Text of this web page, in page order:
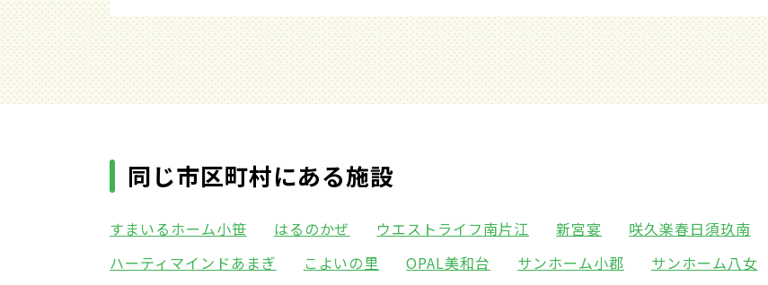
同じ市区町村にある施設
すまいるホーム小笹 はるのかぜ ウエストライフ南片江 新宮宴 咲久楽春日須玖南
ハーティマインドあまぎ
こよいの里 OPAL美和台 サンホーム小郡 サンホーム八女